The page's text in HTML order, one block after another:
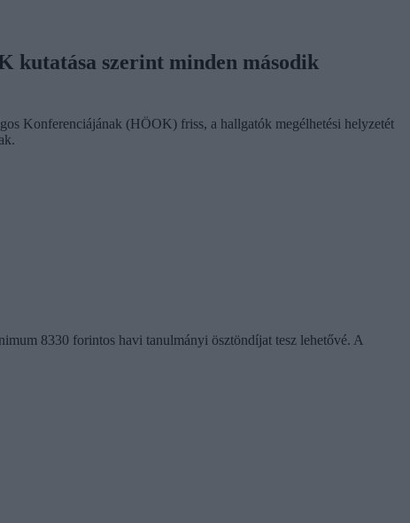
kutatása szerint minden második
Konferenciájának (HÖOK) friss, a hallgatók megélhetési helyzetét
8330 forintos havi tanulmányi ösztöndíjat tesz lehetővé. A